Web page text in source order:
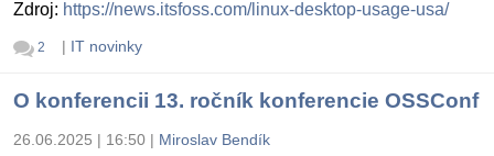
Zdroj: https://news.itsfoss.com/linux-desktop-usage-usa/
2 | IT novinky
O konferencii 13. ročník konferencie OSSConf
26.06.2025 | 16:50 | Miroslav Bendík